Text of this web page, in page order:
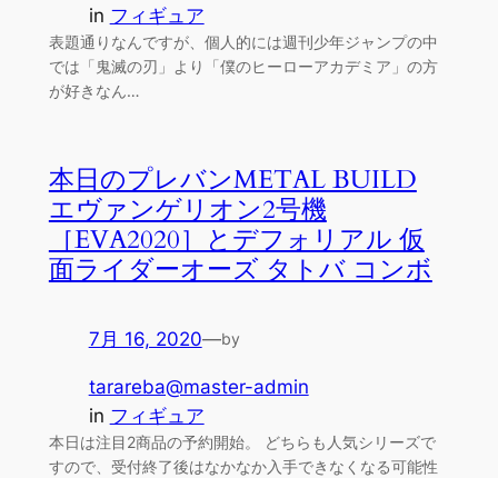
in フィギュア
表題通りなんですが、個人的には週刊少年ジャンプの中
では「鬼滅の刃」より「僕のヒーローアカデミア」の方
が好きなん…
本日のプレバンMETAL BUILD
エヴァンゲリオン2号機
［EVA2020］とデフォリアル 仮
面ライダーオーズ タトバ コンボ
7月 16, 2020—by
tarareba@master-admin
in フィギュア
本日は注目2商品の予約開始。 どちらも人気シリーズで
すので、受付終了後はなかなか入手できなくなる可能性